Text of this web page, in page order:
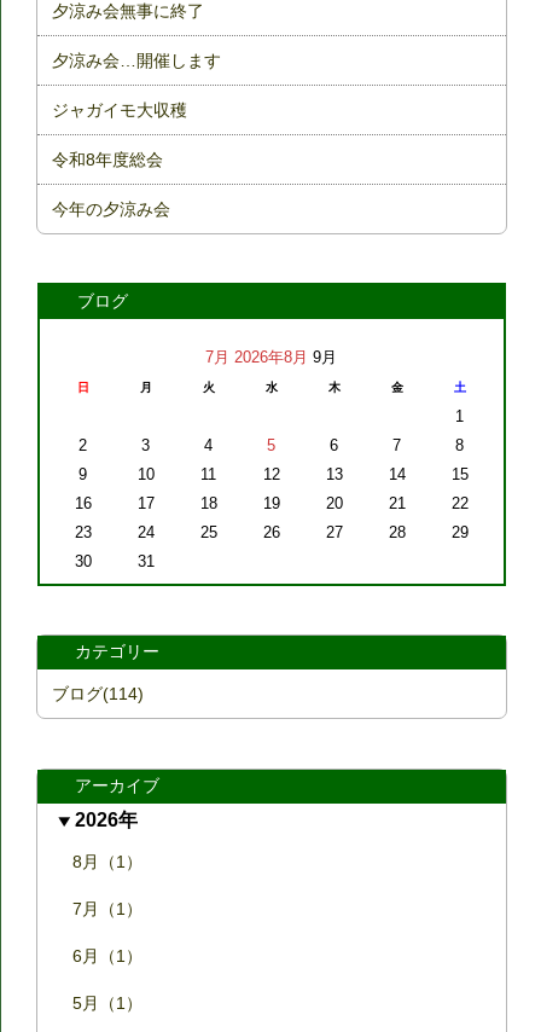
夕涼み会無事に終了
夕涼み会…開催します
ジャガイモ大収穫
令和8年度総会
今年の夕涼み会
ブログ
7月 2026年8月 9月
日 月 火 水 木 金 土
1
2
3 4 5 6 7
8
9
10 11 12 13 14
15
16
17 18 19 20 21
22
23
24 25 26 27 28
29
30
31
カテゴリー
ブログ(114)
アーカイブ
2026年
8月（1）
7月（1）
6月（1）
5月（1）